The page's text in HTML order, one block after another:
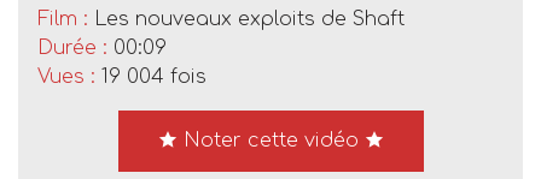
Film : Les nouveaux exploits de Shaft
Durée : 00:09
Vues : 19 004 fois
Noter cette vidéo